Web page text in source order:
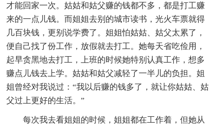
才能回家一次。姑姑和姑父赚的钱都不多，都是打工赚
来的一点儿钱。而姐姐去别的城市读书，光火车票就得
几百块钱，更别说学费了。姐姐怕姑姑、姑父太累了，
便自己找了份工作，放假就去打工。她每天省吃俭用，
起早贪黑地去打工，上班的时候她特别认真工作，想多
赚点儿钱去上学。姑姑和姑父减轻了一半儿的负担。姐
姐曾经对我说过：“我以后赚的钱多了，就让你姑姑、姑
父过上更好的生活。”
每次我去看姐姐的时候，姐姐都在工作着，但她从